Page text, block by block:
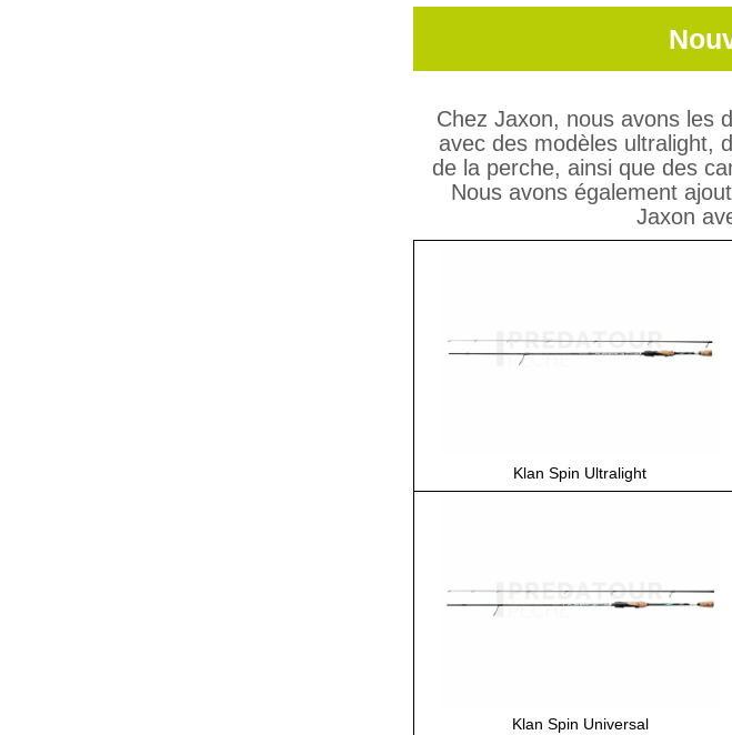
Chez Jaxon, nous avons les
avec des modèles ultralight,
de la perche, ainsi que des
Nous avons également
Jaxon
Klan Spin Ultralight
Klan Spin Universal